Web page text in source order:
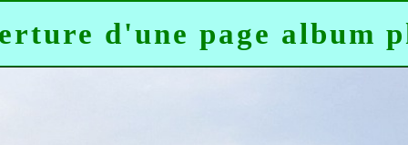
d'une page album